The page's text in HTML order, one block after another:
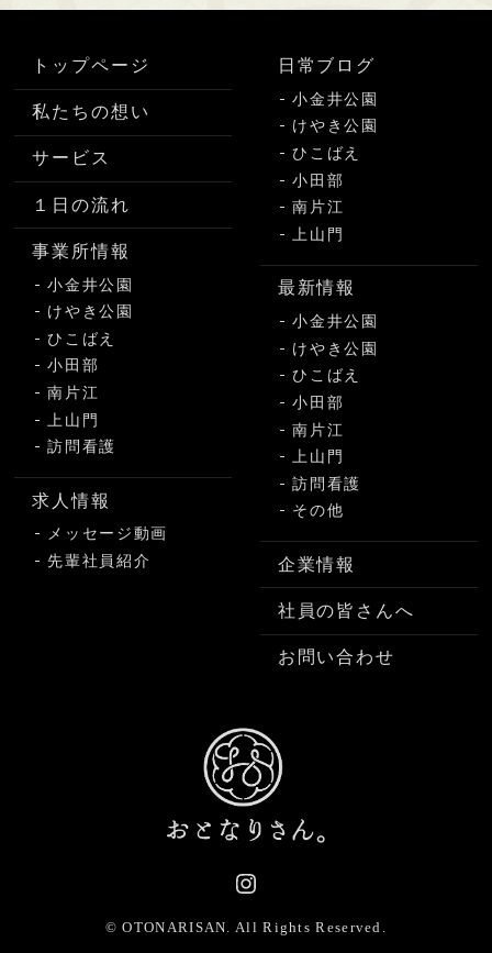
トップページ
私たちの想い
サービス
１日の流れ
事業所情報
小金井公園
けやき公園
ひこばえ
小田部
南片江
上山門
訪問看護
求人情報
メッセージ動画
先輩社員紹介
日常ブログ
小金井公園
けやき公園
ひこばえ
小田部
南片江
上山門
最新情報
小金井公園
けやき公園
ひこばえ
小田部
南片江
上山門
訪問看護
その他
企業情報
社員の皆さんへ
お問い合わせ
© OTONARISAN. All Rights Reserved.